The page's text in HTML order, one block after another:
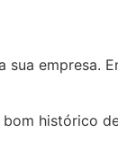
empresa.
histórico